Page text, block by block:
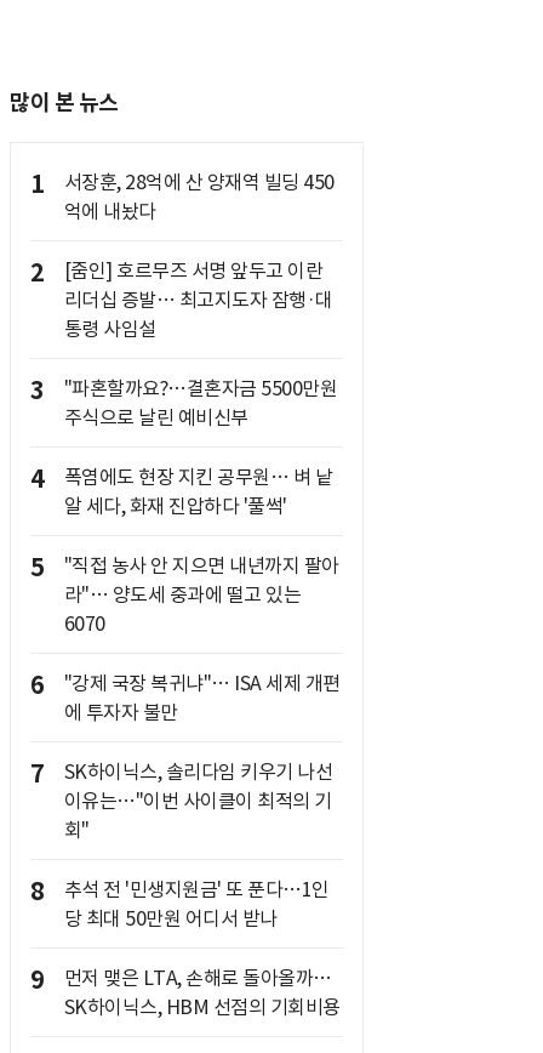
많이 본 뉴스
1
서장훈, 28억에 산 양재역 빌딩 450
억에 내놨다
2
[줌인] 호르무즈 서명 앞두고 이란
리더십 증발… 최고지도자 잠행·대
통령 사임설
3
"파혼할까요?…결혼자금 5500만원
주식으로 날린 예비신부
4
폭염에도 현장 지킨 공무원… 벼 낱
알 세다, 화재 진압하다 '풀썩'
5
"직접 농사 안 지으면 내년까지 팔아
라"… 양도세 중과에 떨고 있는
6070
6
"강제 국장 복귀냐"… ISA 세제 개편
에 투자자 불만
7
SK하이닉스, 솔리다임 키우기 나선
이유는…"이번 사이클이 최적의 기
회"
8
추석 전 '민생지원금' 또 푼다…1인
당 최대 50만원 어디서 받나
9
먼저 맺은 LTA, 손해로 돌아올까…
SK하이닉스, HBM 선점의 기회비용